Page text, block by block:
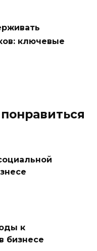
ключевые
к
бизнесе